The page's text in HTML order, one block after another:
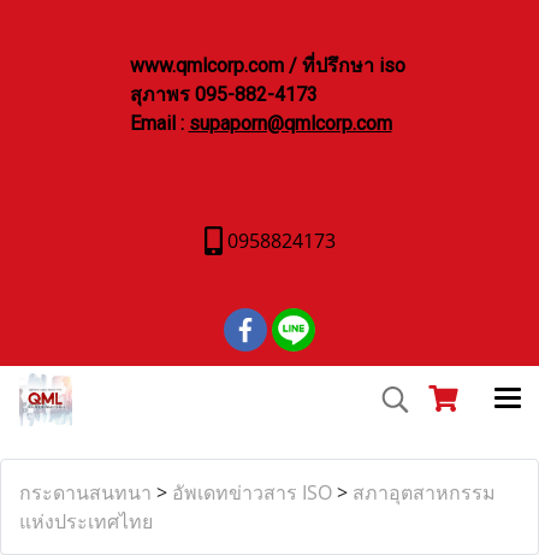
www.qmlcorp.com / ที่ปรึกษา iso
สุภาพร 095-882-4173
Email : supaporn@qmlcorp.com
0958824173
กระดานสนทนา > อัพเดทข่าวสาร ISO> สภาอุตสาหกรรม
แห่งประเทศไทย